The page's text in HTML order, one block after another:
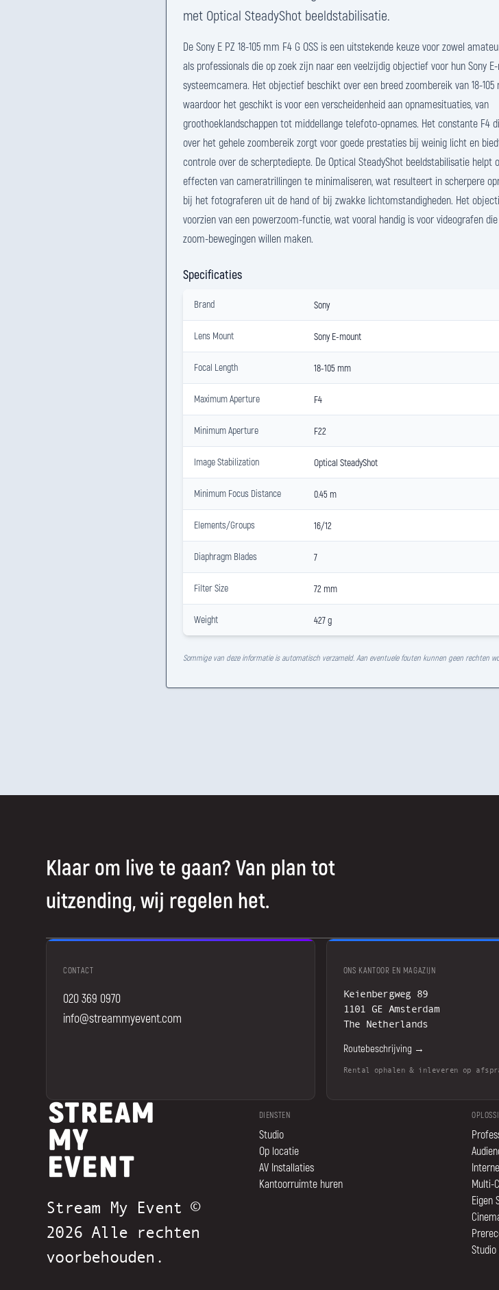
met Optical SteadyShot beeldstabilisatie.
De Sony E PZ 18-105 mm F4 G OSS is een uitstekende keuze voor zowel
als professionals die op zoek zijn naar een veelzijdig objectief voor hun Sony
systeemcamera. Het objectief beschikt over een breed zoombereik van 18-105
waardoor het geschikt is voor een verscheidenheid aan opnamesituaties, van
groothoeklandschappen tot middellange telefoto-opnames. Het constante F4
over het gehele zoombereik zorgt voor goede prestaties bij weinig licht en
controle over de scherptediepte. De Optical SteadyShot beeldstabilisatie helpt
effecten van cameratrillingen te minimaliseren, wat resulteert in scherpere
bij het fotograferen uit de hand of bij zwakke lichtomstandigheden. Het
voorzien van een powerzoom-functie, wat vooral handig is voor videografen
zoom-bewegingen willen maken.
Specificaties
Brand Sony
Lens Mount Sony E-mount
Focal Length 18-105 mm
Maximum Aperture F4
Minimum Aperture F22
Image Stabilization Optical SteadyShot
Minimum Focus Distance 0.45 m
Elements/Groups 16/12
Diaphragm Blades 7
Filter Size 72 mm
Weight 427 g
Sommige van deze informatie is automatisch verzameld. Aan eventuele fouten kunnen geen rechten
Klaar om live te gaan? Van plan tot
uitzending, wij regelen het.
CONTACT
020 369 0970
info@streammyevent.com
ONS KANTOOR EN MAGAZIJN
Keienbergweg 89
1101 GE Amsterdam
The Netherlands
Routebeschrijving →
Rental ophalen & inleveren op
Stream My Event ©
2026 Alle rechten
voorbehouden.
DIENSTEN
Studio
Op locatie
AV Installaties
Kantoorruimte huren
Multi-
Eigen